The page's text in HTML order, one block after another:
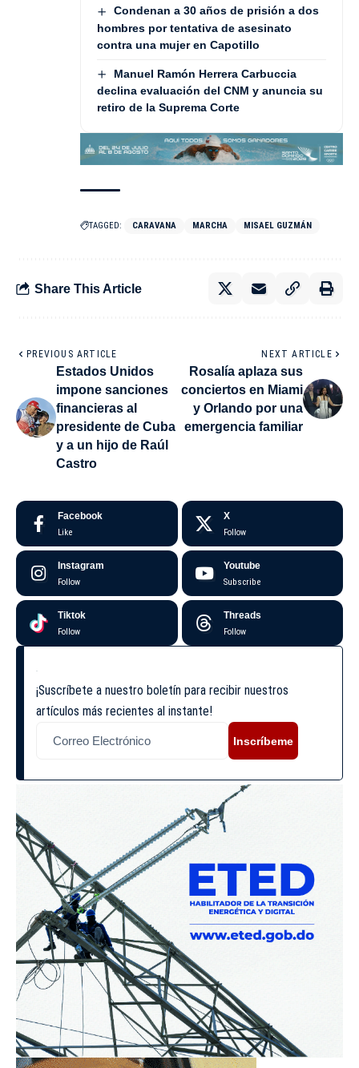
Condenan a 30 años de prisión a dos
hombres por tentativa de asesinato
contra una mujer en Capotillo
Manuel Ramón Herrera Carbuccia
declina evaluación del CNM y anuncia su
retiro de la Suprema Corte
TAGGED: CARAVANA MARCHA MISAEL GUZMÁN
Share This Article
PREVIOUS ARTICLE
Estados Unidos
impone sanciones
financieras al
presidente de Cuba
y a un hijo de Raúl
Castro
NEXT ARTICLE
Rosalía aplaza sus
conciertos en Miami
y Orlando por una
emergencia familiar
Facebook
Like
X
Follow
Instagram
Follow
Youtube
Subscribe
Tiktok
Follow
Threads
Follow
¡Suscríbete a nuestro boletín para recibir nuestros
artículos más recientes al instante!
Inscríbeme